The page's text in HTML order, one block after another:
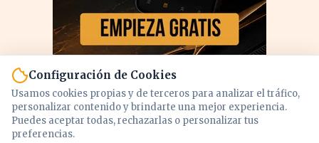
Configuración de Cookies
Usamos cookies propias y de terceros para analizar el tráfico,
personalizar contenido y brindarte una mejor experiencia.
Puedes aceptar todas, rechazarlas o personalizar tus
preferencias.